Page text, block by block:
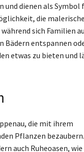
und dienen als Symbol
die malerische
sich Familien
Bädern entspannen
etwas zu bieten und
die mit ihrem
Pflanzen
auch Ruheoasen, wie